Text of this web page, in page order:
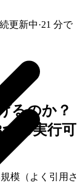
更新中·21 分で
るのか？
の実行可
模（よく引用さ